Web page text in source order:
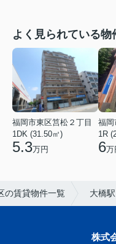
よく見られている物
福岡市東区筥松２丁目
1DK (31.50㎡)
5.3万円
1R
6万
の賃貸物件一覧 大橋駅
株式